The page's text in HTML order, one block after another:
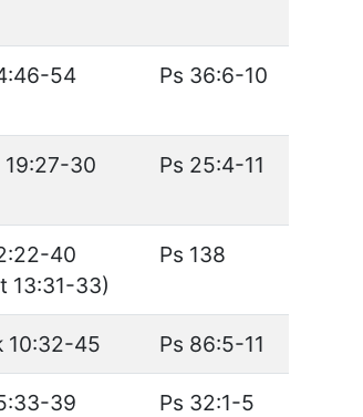
54 Ps 36:6-10
30 Ps 25:4-11
40
13:31-33)
Ps 138
10:32-45 Ps 86:5-11
39 Ps 32:1-5